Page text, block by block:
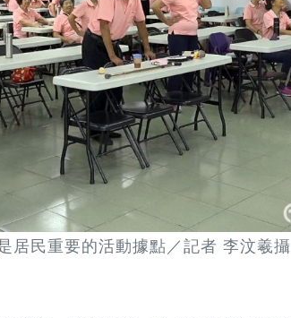
居民重要的活動據點／記者 李汶羲攝